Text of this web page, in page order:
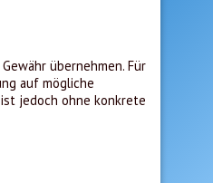
übernehmen. Für
auf mögliche
jedoch ohne konkrete